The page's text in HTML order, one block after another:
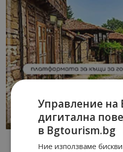
Управление на
дигитална
в Bgtourism.bg
Ние използваме